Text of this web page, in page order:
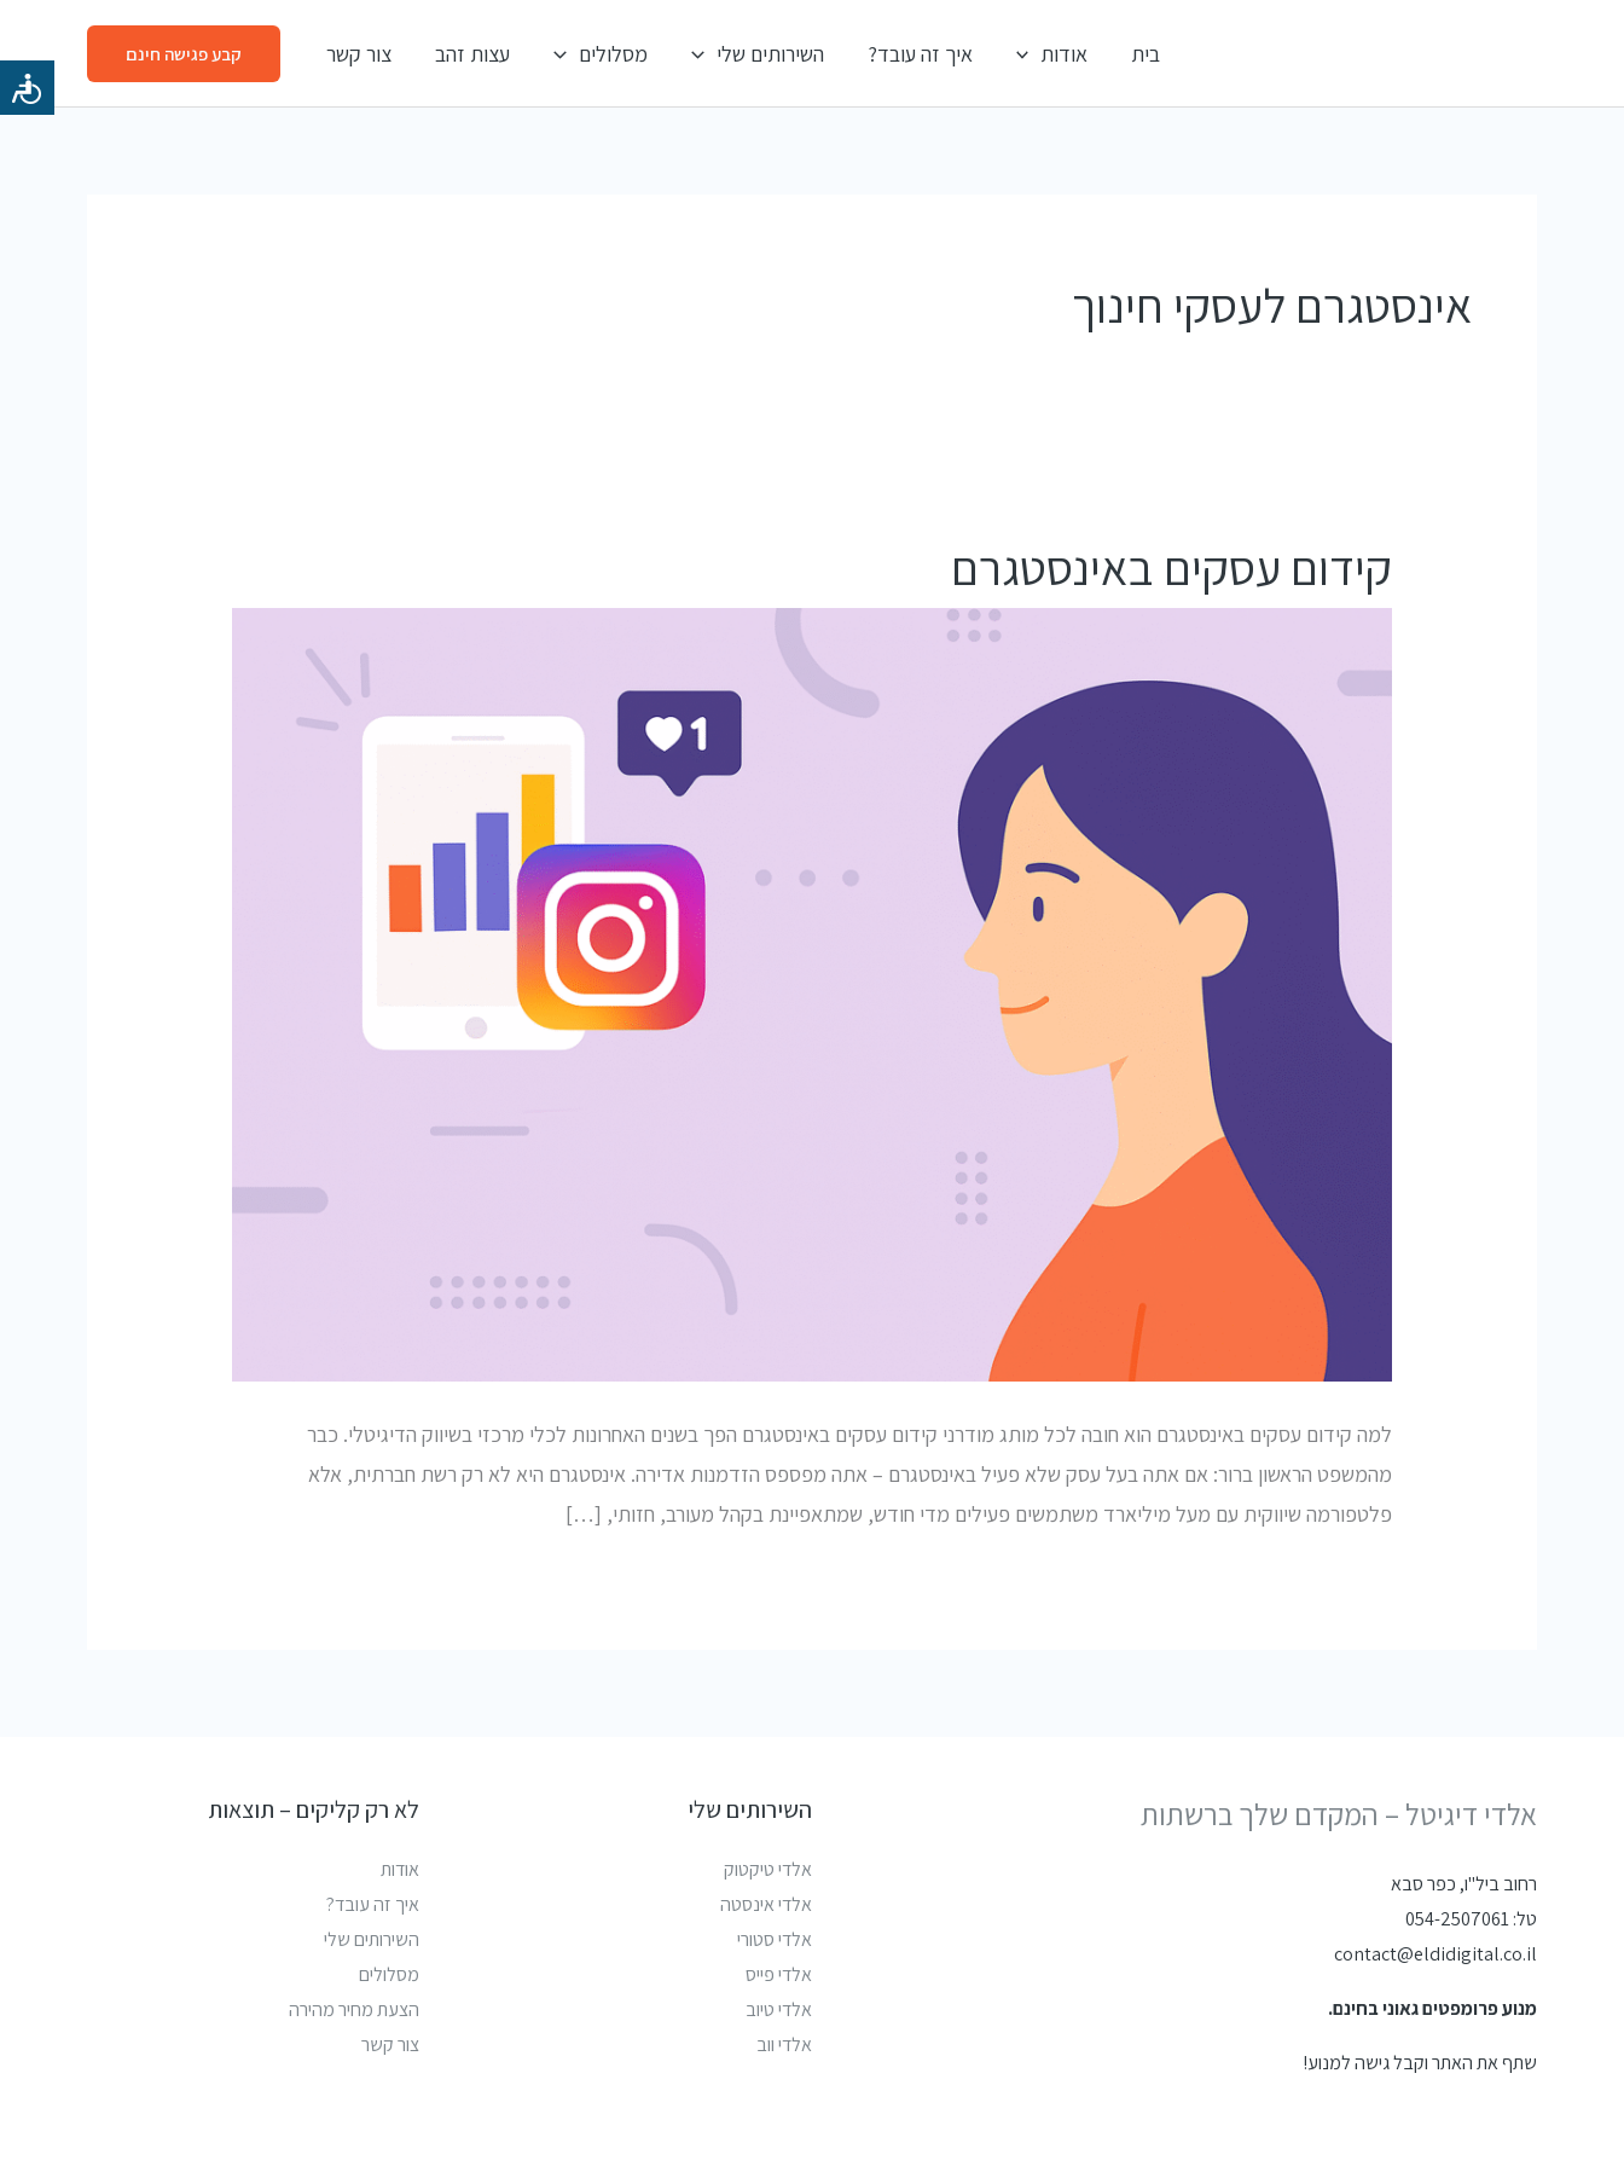
בית אודות איך זה עובד? השירותים שלי מסלולים עצות זהב צור קשר קבע פגישה חינם
אינסטגרם לעסקי חינוך
קידום עסקים באינסטגרם
למה קידום עסקים באינסטגרם הוא חובה לכל מותג מודרני קידום עסקים באינסטגרם הפך בשנים האחרונות לכלי מרכזי בשיווק הדיגיטלי. כבר
מהמשפט הראשון ברור: אם אתה בעל עסק שלא פעיל באינסטגרם – אתה מפספס הזדמנות אדירה. אינסטגרם היא לא רק רשת חברתית, אלא
פלטפורמה שיווקית עם מעל מיליארד משתמשים פעילים מדי חודש, שמתאפיינת בקהל מעורב, חזותי, […]
אלדי דיגיטל – המקדם שלך ברשתות
רחוב ביל"ו, כפר סבא
טל: 054-2507061
contact@eldidigital.co.il
מנוע פרומפטים גאוני בחינם.
שתף את האתר וקבל גישה למנוע!
השירותים שלי
אלדי טיקטוק
אלדי אינסטה
אלדי סטורי
אלדי פייס
אלדי טיוב
אלדי ווב
לא רק קליקים – תוצאות
אודות
איך זה עובד?
השירותים שלי
מסלולים
הצעת מחיר מהירה
צור קשר